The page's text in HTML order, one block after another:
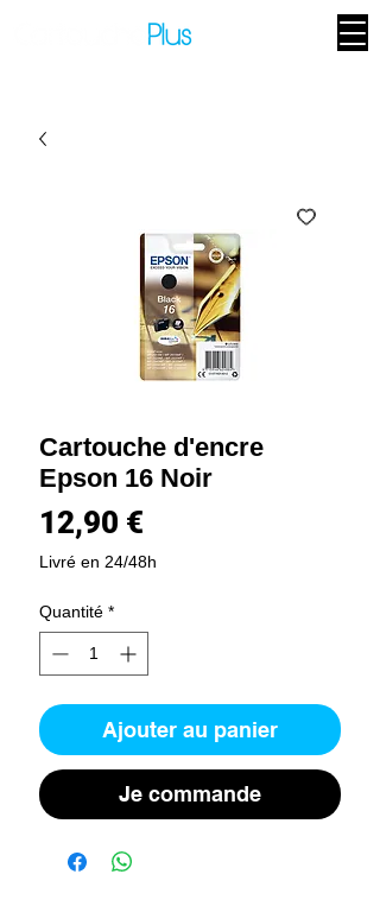
Cartouche d'encre
Epson 16 Noir
12,90 €
Livré en 24/48h
Quantité *
Ajouter au panier
Je commande